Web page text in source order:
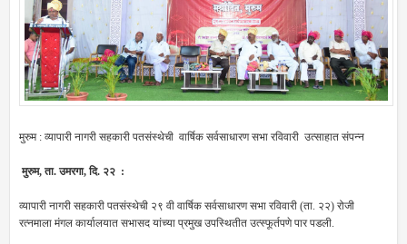
मुरुम : व्यापारी नागरी सहकारी पतसंस्थेची वार्षिक सर्वसाधारण सभा रविवारी उत्साहात संपन्न
मुरुम, ता. उमरगा, दि. २२ :
व्यापारी नागरी सहकारी पतसंस्थेची २९ वी वार्षिक सर्वसाधारण सभा रविवारी (ता. २२) रोजी
रत्नमाला मंगल कार्यालयात सभासद यांच्या प्रमुख उपस्थितीत उत्स्फूर्तपणे पार पडली.